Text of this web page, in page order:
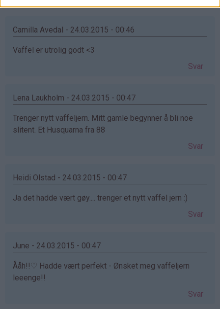
mia
bekreftet)
Camilla Avedal - 24.03.2015 - 00:46
Vaffel er utrolig godt <3
Svar
Lena Laukholm - 24.03.2015 - 00:47
Trenger nytt vaffeljern. Mitt gamle begynner å bli noe
slitent. Et Husquarna fra 88
Svar
Heidi Olstad - 24.03.2015 - 00:47
Ja det hadde vært gøy.... trenger et nytt vaffel jern :)
Svar
June - 24.03.2015 - 00:47
Ååh!!♡ Hadde vært perfekt - Ønsket meg vaffeljern
leeenge!!
Svar